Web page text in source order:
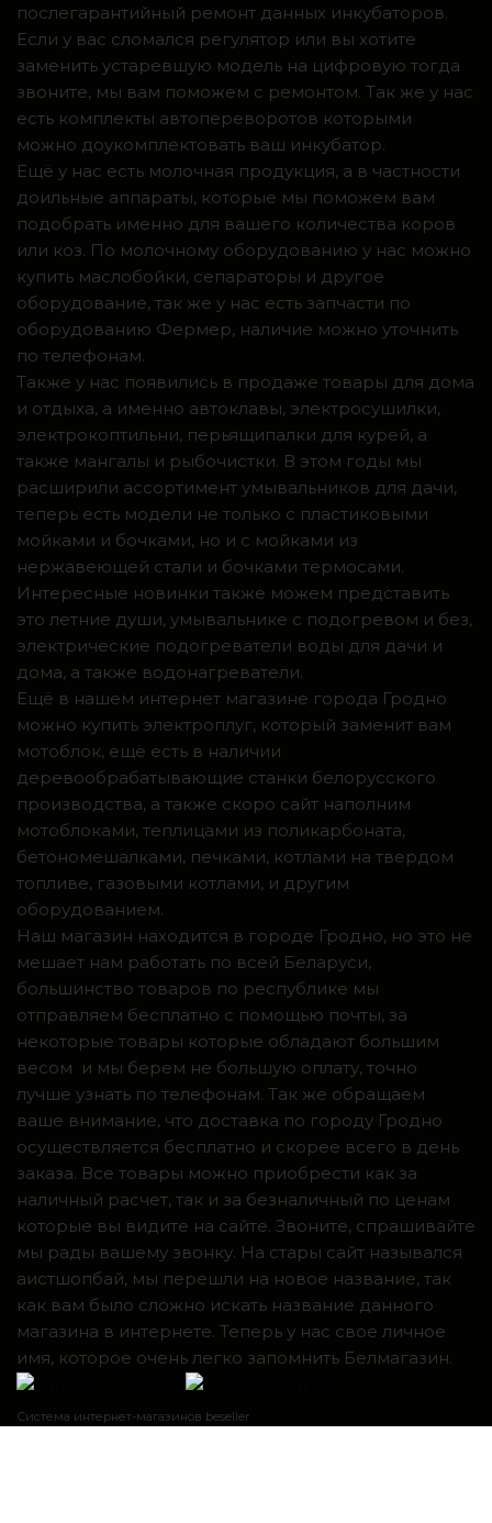
послегарантийный ремонт данных инкубаторов.
Если у вас сломался регулятор или вы хотите
заменить устаревшую модель на цифровую тогда
звоните, мы вам поможем с ремонтом. Так же у нас
есть комплекты автопереворотов которыми
можно доукомплектовать ваш инкубатор.
Ещё у нас есть молочная продукция, а в частности
доильные аппараты, которые мы поможем вам
подобрать именно для вашего количества коров
или коз. По молочному оборудованию у нас можно
купить маслобойки, сепараторы и другое
оборудование, так же у нас есть запчасти по
оборудованию Фермер, наличие можно уточнить
по телефонам.
Также у нас появились в продаже товары для дома
и отдыха, а именно автоклавы, электросушилки,
электрокоптильни, перьящипалки для курей, а
также мангалы и рыбочистки. В этом годы мы
расширили ассортимент умывальников для дачи,
теперь есть модели не только с пластиковыми
мойками и бочками, но и с мойками из
нержавеющей стали и бочками термосами.
Интересные новинки также можем представить
это летние души, умывальнике с подогревом и без,
электрические подогреватели воды для дачи и
дома, а также водонагреватели.
Ещё в нашем интернет магазине города Гродно
можно купить электроплуг, который заменит вам
мотоблок, ещё есть в наличии
деревообрабатывающие станки белорусского
производства, а также скоро сайт наполним
мотоблоками, теплицами из поликарбоната,
бетономешалками, печками, котлами на твердом
топливе, газовыми котлами, и другим
оборудованием.
Наш магазин находится в городе Гродно, но это не
мешает нам работать по всей Беларуси,
большинство товаров по республике мы
отправляем бесплатно с помощью почты, за
некоторые товары которые обладают большим
весом и мы берем не большую оплату, точно
лучше узнать по телефонам. Так же обращаем
ваше внимание, что доставка по городу Гродно
осуществляется бесплатно и скорее всего в день
заказа. Все товары можно приобрести как за
наличный расчет, так и за безналичный по ценам
которые вы видите на сайте. Звоните, спрашивайте
мы рады вашему звонку. На стары сайт назывался
аистшопбай, мы перешли на новое название, так
как вам было сложно искать название данного
магазина в интернете. Теперь у нас свое личное
имя, которое очень легко запомнить Белмагазин.
Система интернет-магазинов beseller